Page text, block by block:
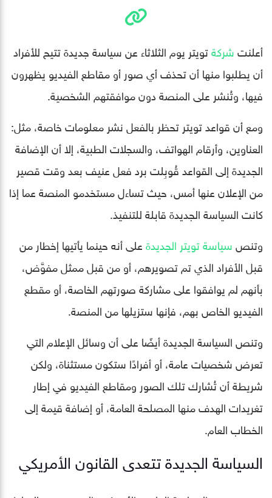
أعلنتشركةتويتر يوم الثلاثاء عن سياسة جديدة تتيح للأفراد
أن يطلبوا منها أن تحذف أي صور أو مقاطع الفيديو يظهرون
فيها، وتُنشر على المنصة دون موافقتهم الشخصية.
ومع أن قواعد تويتر تحظر بالفعل نشر معلومات خاصة، مثل:
العناوين، وأرقام الهواتف، والسجلات الطبية، إلا أن الإضافة
الجديدة إلى القواعد قُوبِلت برد فعل عنيف بعد وقت قصير
من الإعلان عنها أمس، حيث تساءل مستخدمو المنصة عما إذا
كانت السياسة الجديدة قابلة للتنفيذ.
وتنصسياسة تويتر الجديدةعلى أنه حينما يأتيها إخطار من
قبل الأفراد الذي تم تصويرهم، أو من قبل ممثل مفوَّض،
بأنهم لم يوافقوا على مشاركة صورتهم الخاصة، أو مقطع
الفيديو الخاص بهم، فإنها ستزيلها من المنصة.
وتنص السياسة الجديدة أيضًا على أن وسائل الإعلام التي
تعرض شخصيات عامة، أو أفرادًا ستكون مستثناة، ولكن
شريطة أن تُشارك تلك الصور ومقاطع الفيديو في إطار
تغريدات الهدف منها المصلحة العامة، أو إضافة قيمة إلى
الخطاب العام.
السياسة الجديدة تتعدى القانون الأمريكي